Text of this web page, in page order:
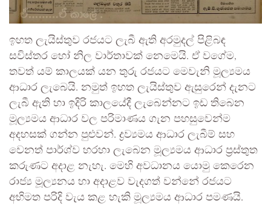
ඉහත ලැයිස්තුව රජයට ලැබී ඇති අරමුදල් පිළිබඳ
සවිස්තර හෝ නිල වාර්තාවක් නෙමෙයි. ඒ වගේම,
තවත් යම් කාලයක් යන තුරු රජයට මෙවැනි මූල්‍යමය
ආධාර ලැබෙයි. නමුත් ඉහත ලැයිස්තුව ඇසුරෙන් දැනට
ලැබී ඇති හා ඉදිරි කාලයේදී ලැබෙන්නට ඉඩ තිබෙන
මූල්‍යමය ආධාර වල පරිමාණය ගැන පහසුවෙන්ම
අදහසක් ගන්න පුළුවන්. ද්‍රව්‍යමය ආධාර ලැබීම් සහ
වෙනත් පාර්ශ්ව හරහා ලැබෙන මූල්‍යමය ආධාර ප්‍රස්තුත
කරුණට අදාළ නැහැ. මෙහි අවධානය යොමු කෙරෙන
රාජ්‍ය මූල්‍යනය හා අදාළව වැදගත් වන්නේ රජයට
අභිමත පරිදි වැය කළ හැකි මූල්‍යමය ආධාර පමණයි.